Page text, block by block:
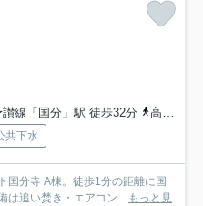
讃線「国分」駅 徒歩32分 高松琴平電気鉄道琴平線「岡本」駅 徒歩52分
共下水
国分寺 A棟。徒歩1分の距離に国
は追い焚き・エアコン... もっと見